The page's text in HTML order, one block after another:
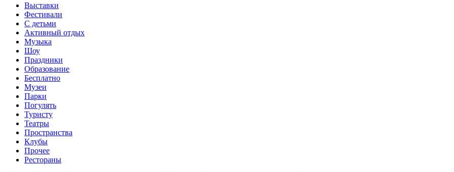
Выставки
Фестивали
С детьми
Активный отдых
Музыка
Шоу
Праздники
Образование
Бесплатно
Музеи
Парки
Погулять
Туристу
Театры
Пространства
Клубы
Прочее
Рестораны